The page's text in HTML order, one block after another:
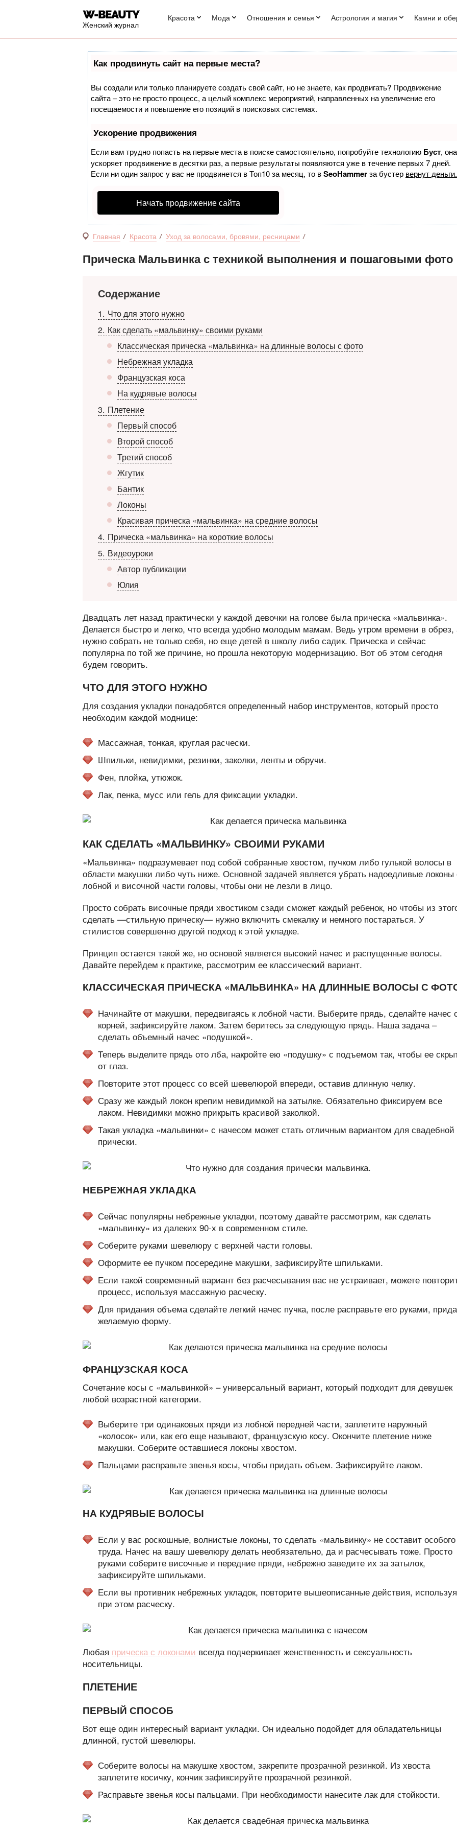
Женский журнал
Красота Мода Отношения и семья Астрология и магия Камни и
Как продвинуть сайт на первые места?
Вы создали или только планируете создать свой сайт, но не знаете, как продвигать? Продвижение
сайта – это не просто процесс, а целый комплекс мероприятий, направленных на увеличение его
посещаемости и повышение его позиций в поисковых системах.
Ускорение продвижения
Если вам трудно попасть на первые места в поиске самостоятельно, попробуйте технологию Буст, она
ускоряет продвижение в десятки раз, а первые результаты появляются уже в течение первых 7 дней.
Если ни один запрос у вас не продвинется в Топ10 за месяц, то вSeoHammerза бустер вернут деньги.
Начать продвижение сайта
Главная Красота Уход за волосами, бровями, ресницами
Прическа Мальвинка с техникой выполнения и пошаговыми фото
Содержание
1
Что для этого нужно
2 Как сделать «мальвинку» своими руками
Классическая прическа «мальвинка» на длинные волосы с фото
Небрежная укладка
Французская коса
На кудрявые волосы
3 Плетение
Первый способ
Второй способ
Третий способ
Жгутик
Бантик
Локоны
Красивая прическа «мальвинка» на средние волосы
4 Прическа «мальвинка» на короткие волосы
5 Видеоуроки
Автор публикации
Юлия
Двадцать лет назад практически у каждой девочки на голове была прическа «мальвинка».
Делается быстро и легко, что всегда удобно молодым мамам. Ведь утром времени в обрез,
нужно собрать не только себя, но еще детей в школу либо садик. Прическа и сейчас
популярна по той же причине, но прошла некоторую модернизацию. Вот об этом сегодня
будем говорить.
ЧТО ДЛЯ ЭТОГО НУЖНО
Для создания укладки понадобятся определенный набор инструментов, который просто
необходим каждой моднице:
Массажная, тонкая, круглая расчески.
Шпильки, невидимки, резинки, заколки, ленты и обручи.
Фен, плойка, утюжок.
Лак, пенка, мусс или гель для фиксации укладки.
КАК СДЕЛАТЬ «МАЛЬВИНКУ» СВОИМИ РУКАМИ
«Мальвинка» подразумевает под собой собранные хвостом, пучком либо гулькой волосы в
области макушки либо чуть ниже. Основной задачей является убрать надоедливые локоны
лобной и височной части головы, чтобы они не лезли в лицо.
Просто собрать височные пряди хвостиком сзади сможет каждый ребенок, но чтобы из
сделать —стильную прическу— нужно включить смекалку и немного постараться. У
стилистов совершенно другой подход к этой укладке.
Принцип остается такой же, но основой является высокий начес и распущенные волосы.
Давайте перейдем к практике, рассмотрим ее классический вариант.
КЛАССИЧЕСКАЯ ПРИЧЕСКА «МАЛЬВИНКА» НА ДЛИННЫЕ ВОЛОСЫ С
Начинайте от макушки, передвигаясь к лобной части. Выберите прядь, сделайте начес
корней, зафиксируйте лаком. Затем беритесь за следующую прядь. Наша задача –
сделать объемный начес «подушкой».
Теперь выделите прядь ото лба, накройте ею «подушку» с подъемом так, чтобы ее
от глаз.
Повторите этот процесс со всей шевелюрой впереди, оставив длинную челку.
Сразу же каждый локон крепим невидимкой на затылке. Обязательно фиксируем все
лаком. Невидимки можно прикрыть красивой заколкой.
Такая укладка «мальвинки» с начесом может стать отличным вариантом для свадебной
прически.
НЕБРЕЖНАЯ УКЛАДКА
Сейчас популярны небрежные укладки, поэтому давайте рассмотрим, как сделать
«мальвинку» из далеких 90-х в современном стиле.
Соберите руками шевелюру с верхней части головы.
Оформите ее пучком посередине макушки, зафиксируйте шпильками.
Если такой современный вариант без расчесывания вас не устраивает, можете
процесс, используя массажную расческу.
Для придания объема сделайте легкий начес пучка, после расправьте его руками,
желаемую форму.
ФРАНЦУЗСКАЯ КОСА
Сочетание косы с «мальвинкой» – универсальный вариант, который подходит для девушек
любой возрастной категории.
Выберите три одинаковых пряди из лобной передней части, заплетите наружный
«колосок» или, как его еще называют, французскую косу. Окончите плетение ниже
макушки. Соберите оставшиеся локоны хвостом.
Пальцами расправьте звенья косы, чтобы придать объем. Зафиксируйте лаком.
НА КУДРЯВЫЕ ВОЛОСЫ
Если у вас роскошные, волнистые локоны, то сделать «мальвинку» не составит особого
труда. Начес на вашу шевелюру делать необязательно, да и расчесывать тоже. Просто
руками соберите височные и передние пряди, небрежно заведите их за затылок,
зафиксируйте шпильками.
Если вы противник небрежных укладок, повторите вышеописанные действия, используя
при этом расческу.
Любая прическа с локонами всегда подчеркивает женственность и сексуальность
носительницы.
ПЛЕТЕНИЕ
ПЕРВЫЙ СПОСОБ
Вот еще один интересный вариант укладки. Он идеально подойдет для обладательницы
длинной, густой шевелюры.
Соберите волосы на макушке хвостом, закрепите прозрачной резинкой. Из хвоста
заплетите косичку, кончик зафиксируйте прозрачной резинкой.
Расправьте звенья косы пальцами. При необходимости нанесите лак для стойкости.